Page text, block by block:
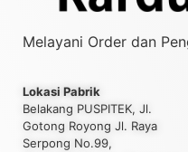
Melayani Order dan
Lokasi Pabrik
Belakang PUSPITEK, Jl.
Gotong Royong Jl. Raya
Serpong No.99,